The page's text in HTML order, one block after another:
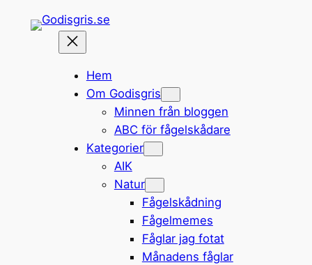
Hem
Om Godisgris
Minnen från bloggen
ABC för fågelskådare
Kategorier
AIK
Natur
Fågelskådning
Fågelmemes
Fåglar jag fotat
Månadens fåglar